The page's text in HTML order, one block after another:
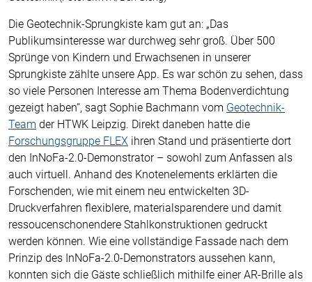
Die Geotechnik-Sprungkiste kam gut an: „Das
Publikumsinteresse war durchweg sehr groß. Über 500
Sprünge von Kindern und Erwachsenen in unserer
Sprungkiste zählte unsere App. Es war schön zu sehen, dass
so viele Personen Interesse am Thema Bodenverdichtung
gezeigt haben“, sagt Sophie Bachmann vom Geotechnik-
Team der HTWK Leipzig. Direkt daneben hatte die
Forschungsgruppe FLEX ihren Stand und präsentierte dort
den InNoFa-2.0-Demonstrator – sowohl zum Anfassen als
auch virtuell. Anhand des Knotenelements erklärten die
Forschenden, wie mit einem neu entwickelten 3D-
Druckverfahren flexiblere, materialsparendere und damit
ressoucenschonendere Stahlkonstruktionen gedruckt
werden können. Wie eine vollständige Fassade nach dem
Prinzip des InNoFa-2.0-Demonstrators aussehen kann,
konnten sich die Gäste schließlich mithilfe einer AR-Brille als